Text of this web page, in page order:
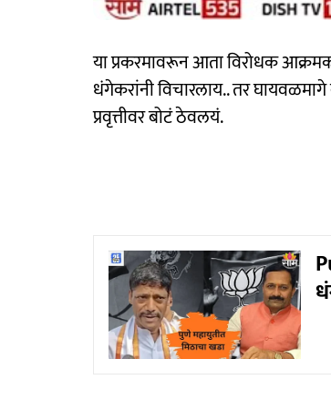
या प्रकरमावरून आता विरोधक
धंगेकरांनी विचारलाय.. तर
प्रवृत्तीवर बोटं ठेवलयं.